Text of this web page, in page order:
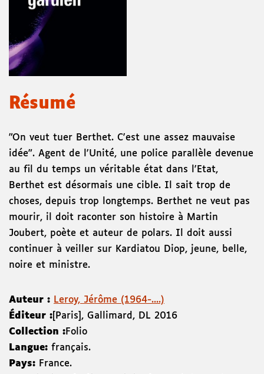
Résumé
"On veut tuer Berthet. C'est une assez mauvaise
idée". Agent de l'Unité, une police parallèle devenue
au fil du temps un véritable état dans l'Etat,
Berthet est désormais une cible. Il sait trop de
choses, depuis trop longtemps. Berthet ne veut pas
mourir, il doit raconter son histoire à Martin
Joubert, poète et auteur de polars. Il doit aussi
continuer à veiller sur Kardiatou Diop, jeune, belle,
noire et ministre.
Auteur : Leroy, Jérôme (1964-....)
Éditeur : [Paris] , Gallimard , DL 2016
Collection :Folio
Langue: français.
Pays: France.